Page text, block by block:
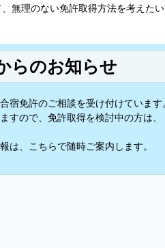
無理のない免許取得方法を考えた
らのお知らせ
宿免許のご相談を受け付けています
すので、免許取得を検討中の方は、
は、こちらで随時ご案内します。